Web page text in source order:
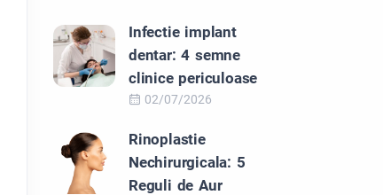
Infectie implant
dentar: 4 semne
clinice periculoase
02/07/2026
Rinoplastie
Nechirurgicala: 5
Reguli de Aur